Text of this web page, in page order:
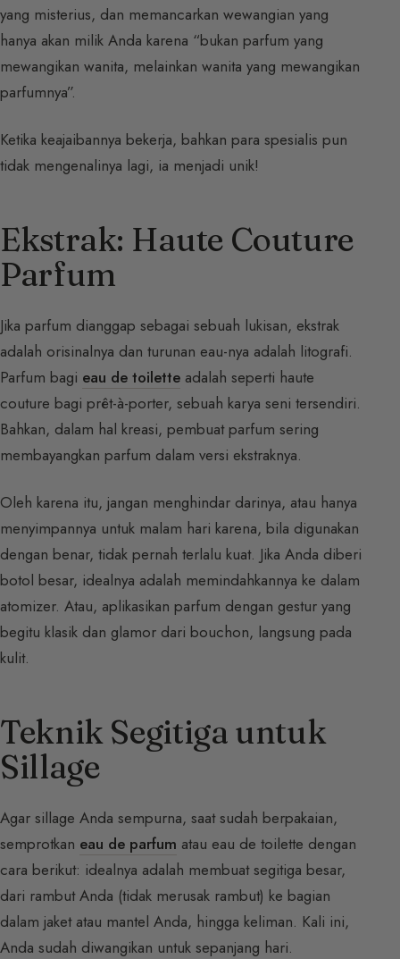
yang misterius, dan memancarkan wewangian yang
hanya akan milik Anda karena “bukan parfum yang
mewangikan wanita, melainkan wanita yang mewangikan
parfumnya”.
Ketika keajaibannya bekerja, bahkan para spesialis pun
tidak mengenalinya lagi, ia menjadi unik!
Ekstrak: Haute Couture
Parfum
Jika parfum dianggap sebagai sebuah lukisan, ekstrak
adalah orisinalnya dan turunan eau-nya adalah litografi.
Parfum bagi eau de toilette adalah seperti haute
couture bagi prêt-à-porter, sebuah karya seni tersendiri.
Bahkan, dalam hal kreasi, pembuat parfum sering
membayangkan parfum dalam versi ekstraknya.
Oleh karena itu, jangan menghindar darinya, atau hanya
menyimpannya untuk malam hari karena, bila digunakan
dengan benar, tidak pernah terlalu kuat. Jika Anda diberi
botol besar, idealnya adalah memindahkannya ke dalam
atomizer. Atau, aplikasikan parfum dengan gestur yang
begitu klasik dan glamor dari bouchon, langsung pada
kulit.
Teknik Segitiga untuk
Sillage
Agar sillage Anda sempurna, saat sudah berpakaian,
semprotkan eau de parfum atau eau de toilette dengan
cara berikut: idealnya adalah membuat segitiga besar,
dari rambut Anda (tidak merusak rambut) ke bagian
dalam jaket atau mantel Anda, hingga keliman. Kali ini,
Anda sudah diwangikan untuk sepanjang hari.